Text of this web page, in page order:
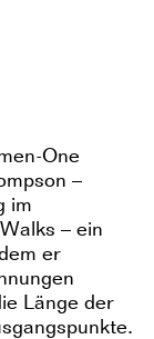
One
–
im
– ein
er
Länge der